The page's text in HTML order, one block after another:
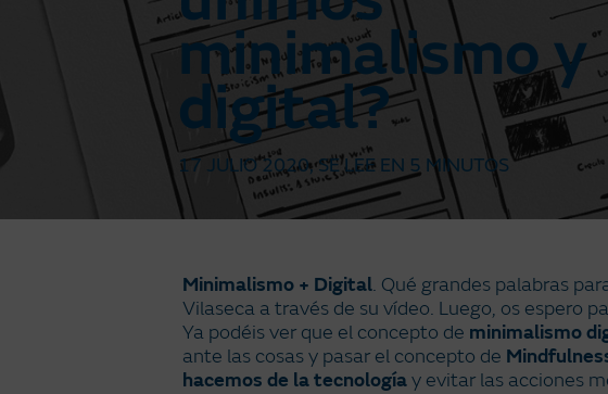
minimalismo y
digital?
17 JULIO 2020, SE LEE EN 5 MINUTOS
Minimalismo + Digital. Qué grandes palabras
Vilaseca a través de su vídeo. Luego, os espero
Ya podéis ver que el concepto de minimalismo
ante las cosas y pasar el concepto de
hacemos de la tecnologíay evitar las acciones